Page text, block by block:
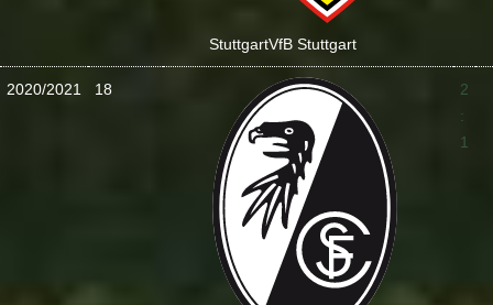
StuttgartVfB Stuttgart
2020/2021 18
2
:
1